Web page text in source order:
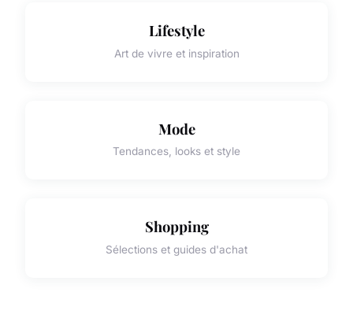
Lifestyle
Art de vivre et inspiration
Mode
Tendances, looks et style
Shopping
Sélections et guides d'achat